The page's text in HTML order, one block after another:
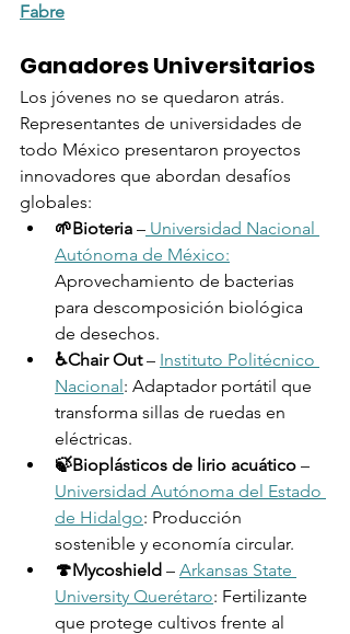
Fabre
Ganadores Universitarios
Los jóvenes no se quedaron atrás.
Representantes de universidades de
todo México presentaron proyectos
innovadores que abordan desafíos
globales:
🌱Bioteria – Universidad Nacional
Autónoma de México:
Aprovechamiento de bacterias
para descomposición biológica
de desechos.
♿️Chair Out – Instituto Politécnico
Nacional: Adaptador portátil que
transforma sillas de ruedas en
eléctricas.
🍃Bioplásticos de lirio acuático –
Universidad Autónoma del Estado
de Hidalgo: Producción
sostenible y economía circular.
🍄Mycoshield – Arkansas State
University Querétaro: Fertilizante
que protege cultivos frente al